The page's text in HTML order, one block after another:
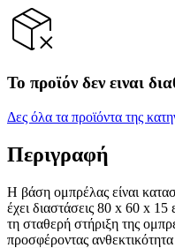
Το προϊόν δεν ειναι
Δες όλα τα προϊόντα της
Περιγραφή
Η βάση ομπρέλας είναι
έχει διαστάσεις 80 x 60 x
τη σταθερή στήριξη της
προσφέροντας